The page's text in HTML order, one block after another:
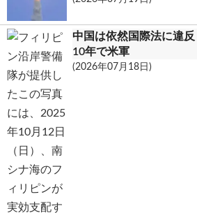
中国は依然国際法に違
10年で米軍
(2026年07月18日)